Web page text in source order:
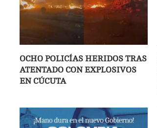
OCHO POLICÍAS HERIDOS TRAS
ATENTADO CON EXPLOSIVOS
EN CÚCUTA